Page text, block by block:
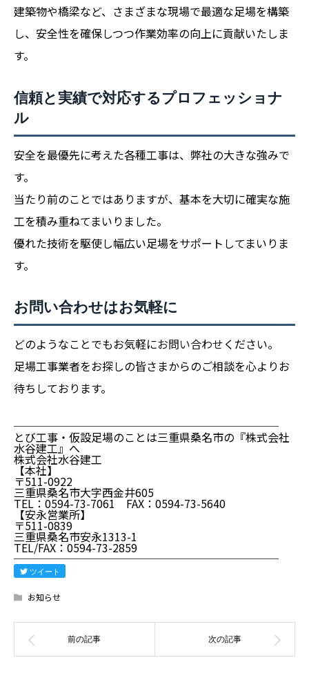
建築物や橋梁など、さまざまな現場で最適な足場を構築
し、安全性を確保しつつ作業効率の向上に貢献いたしま
す。
信頼と実績で対応するプロフェッショナ
ル
安全を最優先に考えた各種工事は、弊社の大きな強みで
す。
当たり前のことではありますが、基本を大切に確実な施
工を積み重ねてまいりました。
優れた技術を駆使し幅広い足場をサポートしてまいりま
す。
お問い合わせはお気軽に
どのようなことでもお気軽にお問い合わせください。
足場工事業者をお探しの皆さまからのご相談を心よりお
待ちしております。
────────────────────────
とび工事・仮設足場のことは三重県桑名市の『株式会社
水谷建工』へ
株式会社水谷建工
【本社】
〒511-0922
三重県桑名市大字西金井605
TEL：0594-73-7061 FAX：0594-73-5640
【安永営業所】
〒511-0839
三重県桑名市安永1313-1
TEL/FAX：0594-73-2859
────────────────────────
ツイート
お知らせ